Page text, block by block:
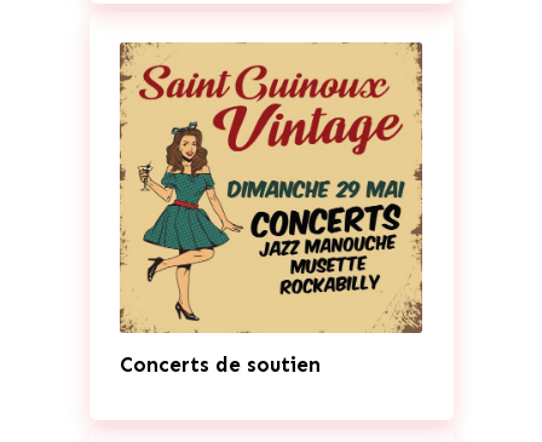
Concerts de soutien